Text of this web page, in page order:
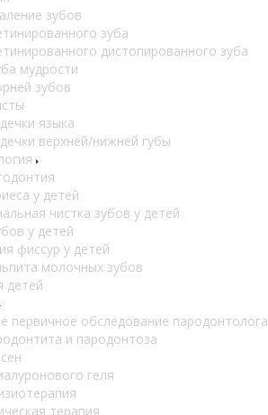
зубов
зуба
дистопированного зуба
мудрости
зубов
языка
верхней/нижней губы
у детей
чистка зубов у детей
у детей
фиссур у детей
молочных зубов
детей
первичное обследование пародонтолога
и пародонтоза
геля
терапия